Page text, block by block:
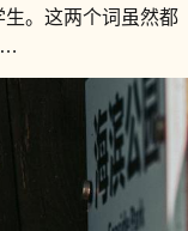
。这两个词虽然都
…